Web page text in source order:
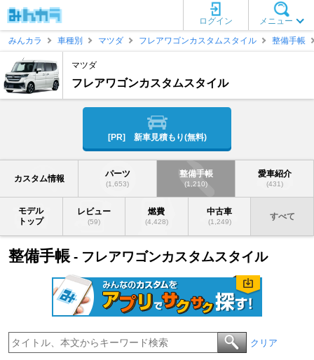
メニュー
ログイン
みんカラ
車種別 マツダ フレアワゴンカスタムスタイル 整備手帳
マツダ
フレアワゴンカスタムスタイル
[PR] 新車見積もり(無料)
カスタム情報 パーツ
(1,653)
整備手帳
(1,210)
愛車紹介
(431)
モデル
トップ
レビュー
(59)
燃費
(4,428)
中古車
(1,249)
すべて
整備手帳 - フレアワゴンカスタムスタイル
クリア